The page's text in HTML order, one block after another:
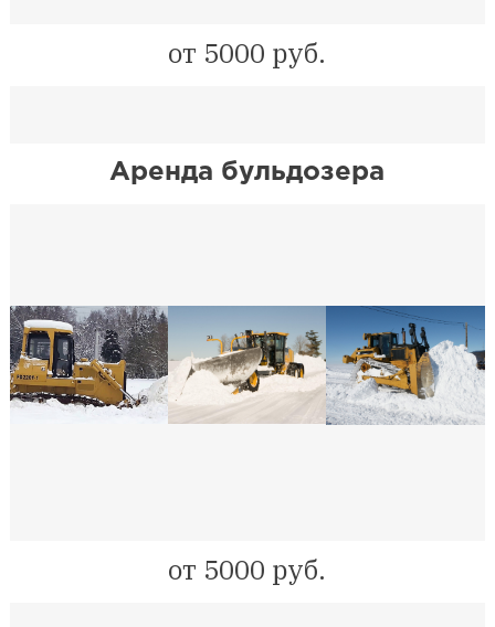
от 5000 руб.
Аренда бульдозера
от 5000 руб.